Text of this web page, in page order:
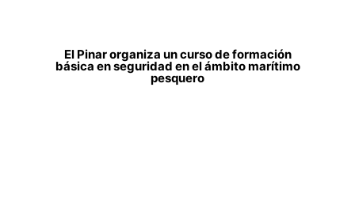
El Pinar organiza un curso de formación
básica en seguridad en el ámbito marítimo
pesquero